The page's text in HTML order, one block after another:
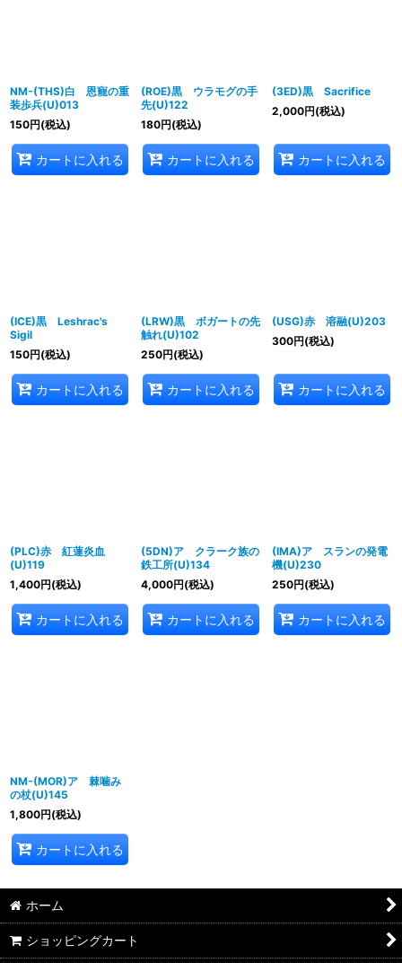
NM-(THS)白 恩寵の重
装歩兵(U)013
150円(税込)
カートに入れる
(ROE)黒 ウラモグの手
先(U)122
180円(税込)
カートに入れる
(3ED)黒 Sacrifice
2,000円(税込)
カートに入れる
(ICE)黒 Leshrac's
Sigil
150円(税込)
カートに入れる
(LRW)黒 ボガートの先
触れ(U)102
250円(税込)
カートに入れる
(USG)赤 溶融(U)203
300円(税込)
カートに入れる
(PLC)赤 紅蓮炎血
(U)119
1,400円(税込)
カートに入れる
(5DN)ア クラーク族の
鉄工所(U)134
4,000円(税込)
カートに入れる
(IMA)ア スランの発電
機(U)230
250円(税込)
カートに入れる
NM-(MOR)ア 棘噛み
の杖(U)145
1,800円(税込)
カートに入れる
ホーム
ショッピングカート